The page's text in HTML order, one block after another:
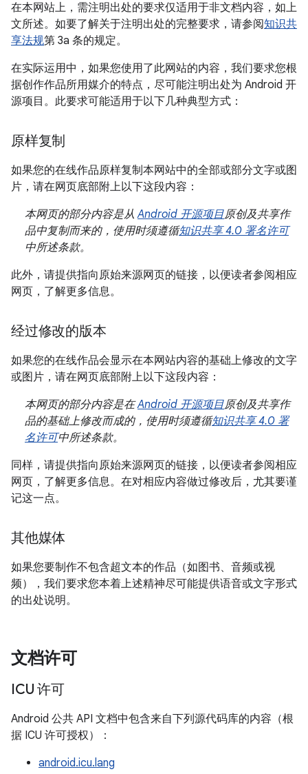
在本网站上，需注明出处的要求仅适用于非文档内容，如上
文所述。如要了解关于注明出处的完整要求，请参阅知识共
享法规第 3a 条的规定。
在实际运用中，如果您使用了此网站的内容，我们要求您根
据创作作品所用媒介的特点，尽可能注明出处为 Android 开
源项目。此要求可能适用于以下几种典型方式：
原样复制
如果您的在线作品原样复制本网站中的全部或部分文字或图
片，请在网页底部附上以下这段内容：
本网页的部分内容是从Android 开源项目原创及共享作
品中复制而来的，使用时须遵循知识共享 4.0 署名许可
中所述条款。
此外，请提供指向原始来源网页的链接，以便读者参阅相应
网页，了解更多信息。
经过修改的版本
如果您的在线作品会显示在本网站内容的基础上修改的文字
或图片，请在网页底部附上以下这段内容：
本网页的部分内容是在Android 开源项目原创及共享作
品的基础上修改而成的，使用时须遵循知识共享 4.0 署
名许可中所述条款。
同样，请提供指向原始来源网页的链接，以便读者参阅相应
网页，了解更多信息。在对相应内容做过修改后，尤其要谨
记这一点。
其他媒体
如果您要制作不包含超文本的作品（如图书、音频或视
频），我们要求您本着上述精神尽可能提供语音或文字形式
的出处说明。
文档许可
ICU 许可
Android 公共 API 文档中包含来自下列源代码库的内容（根
据 ICU 许可授权）：
android.icu.lang